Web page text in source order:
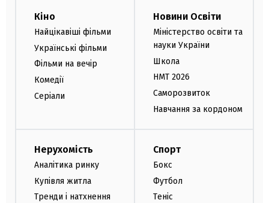
Кіно
Найцікавіші фільми
Українські фільми
Фільми на вечір
Комедії
Серіали
Новини Освіти
Міністерство освіти та
науки України
Школа
НМТ 2026
Саморозвиток
Навчання за кордоном
Нерухомість
Аналітика ринку
Купівля житла
Тренди і натхнення
Спорт
Бокс
Футбол
Теніс